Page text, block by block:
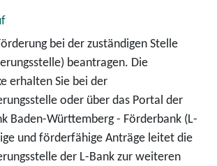
bei der zuständigen Stelle
beantragen. Die
erhalten Sie bei der
oder über das Portal der
Baden-Württemberg - Förderbank (L-
und förderfähige Anträge leitet die
der L-Bank zur weiteren